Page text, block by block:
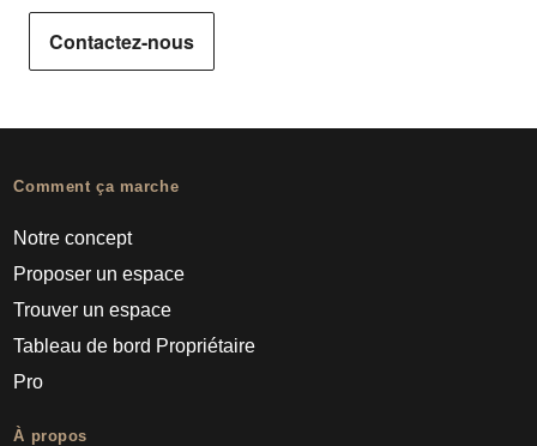
Contactez-nous
Comment ça marche
Notre concept
Proposer un espace
Trouver un espace
Tableau de bord Propriétaire
Pro
À propos